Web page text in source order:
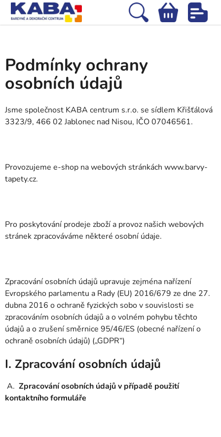
Přejít
obsah
Hledat
NÁKUPNÍ
Podmínky ochrany
osobních údajů
Jsme společnost KABA centrum s.r.o. se sídlem Křišťálová
3323/9, 466 02 Jablonec nad Nisou, IČO 07046561.
Provozujeme e-shop na webových stránkách www.barvy-
tapety.cz.
Pro poskytování prodeje zboží a provoz našich webových
stránek zpracováváme některé osobní údaje.
Zpracování osobních údajů upravuje zejména nařízení
Evropského parlamentu a Rady (EU) 2016/679 ze dne 27.
dubna 2016 o ochraně fyzických sobo v souvislosti se
zpracováním osobních údajů a o volném pohybu těchto
údajů a o zrušení směrnice 95/46/ES (obecné nařízení o
ochraně osobních údajů) („GDPR“)
I. Zpracování osobních údajů
A. Zpracování osobních údajů v případě použití
kontaktního formuláře